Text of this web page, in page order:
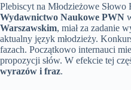
Plebiscyt na Młodzieżowe
Wydawnictwo Naukowe PWN
Warszawskim, miał za zadanie
aktualny język młodzieży.
fazach. Początkowo internauci
propozycji słów. W efekcie tej
wyrazów i fraz.